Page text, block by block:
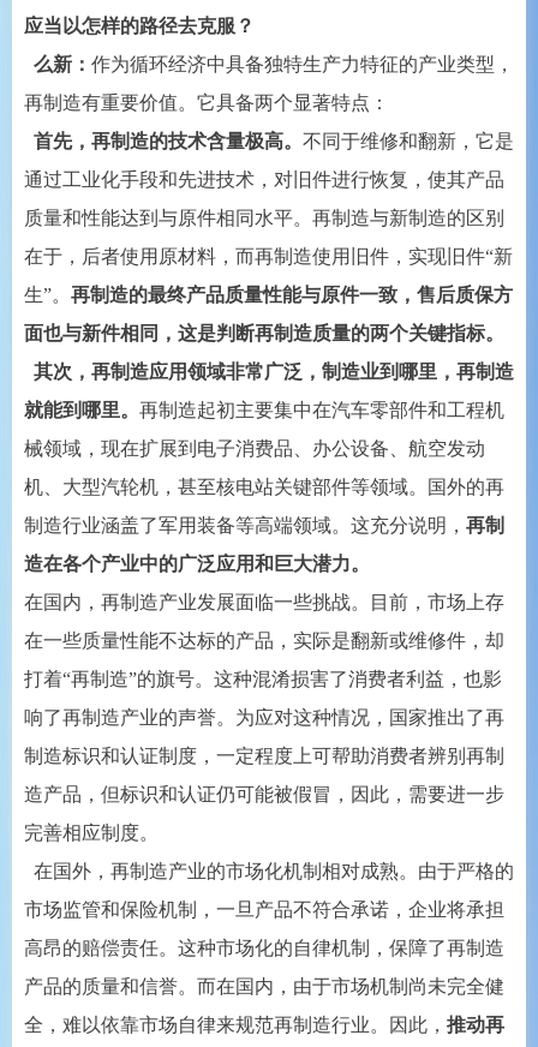
应当以怎样的路径去克服？
么新： 作为循环经济中具备独特生产力特征的产业类型，
再制造有重要价值。它具备两个显著特点：
首先，再制造的技术含量极高。 不同于维修和翻新，它是
通过工业化手段和先进技术，对旧件进行恢复，使其产品
质量和性能达到与原件相同水平。再制造与新制造的区别
在于，后者使用原材料，而再制造使用旧件，实现旧件“新
生”。 再制造的最终产品质量性能与原件一致，售后质保方
面也与新件相同，这是判断再制造质量的两个关键指标。
其次，再制造应用领域非常广泛，制造业到哪里，再制造
就能到哪里。 再制造起初主要集中在汽车零部件和工程机
械领域，现在扩展到电子消费品、办公设备、航空发动
机、大型汽轮机，甚至核电站关键部件等领域。国外的再
制造行业涵盖了军用装备等高端领域。这充分说明， 再制
造在各个产业中的广泛应用和巨大潜力。
在国内，再制造产业发展面临一些挑战。目前，市场上存
在一些质量性能不达标的产品，实际是翻新或维修件，却
打着“再制造”的旗号。这种混淆损害了消费者利益，也影
响了再制造产业的声誉。为应对这种情况，国家推出了再
制造标识和认证制度，一定程度上可帮助消费者辨别再制
造产品，但标识和认证仍可能被假冒，因此，需要进一步
完善相应制度。
在国外，再制造产业的市场化机制相对成熟。由于严格的
市场监管和保险机制，一旦产品不符合承诺，企业将承担
高昂的赔偿责任。这种市场化的自律机制，保障了再制造
产品的质量和信誉。而在国内，由于市场机制尚未完全健
全，难以依靠市场自律来规范再制造行业。因此， 推动再